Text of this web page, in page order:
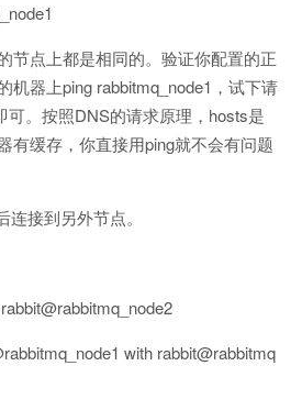
节点上都是相同的。验证你配置的正
机器上ping rabbitmq_node1，试下请
可。按照DNS的请求原理，hosts是
有缓存，你直接用ping就不会有问题
接到另外节点。
with rabbit@rabbitmq